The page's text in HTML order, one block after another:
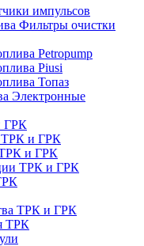
импульсов
Фильтры очистки
Petropump
Piusi
Топаз
Электронные
ГРК
ТРК и ГРК
и ГРК
ТРК и ГРК
ТРК и ГРК
ТРК